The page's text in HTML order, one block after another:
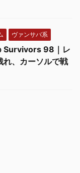
ヴァンサバ系
Survivors 98｜レ
れ、カーソルで戦